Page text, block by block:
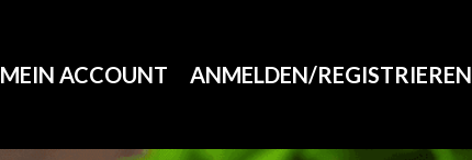
MEIN ACCOUNT ANMELDEN/REGISTRIEREN